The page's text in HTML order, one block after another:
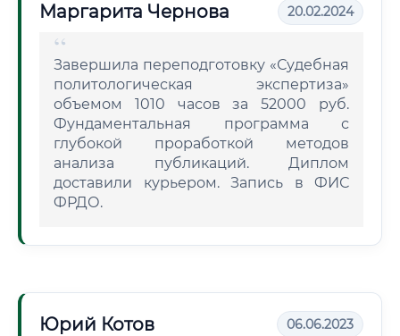
Маргарита Чернова 20.02.2024
Завершила переподготовку «Судебная
политологическая экспертиза»
объемом 1010 часов за 52000 руб.
Фундаментальная программа с
глубокой проработкой методов
анализа публикаций. Диплом
доставили курьером. Запись в ФИС
ФРДО.
Юрий Котов 06.06.2023